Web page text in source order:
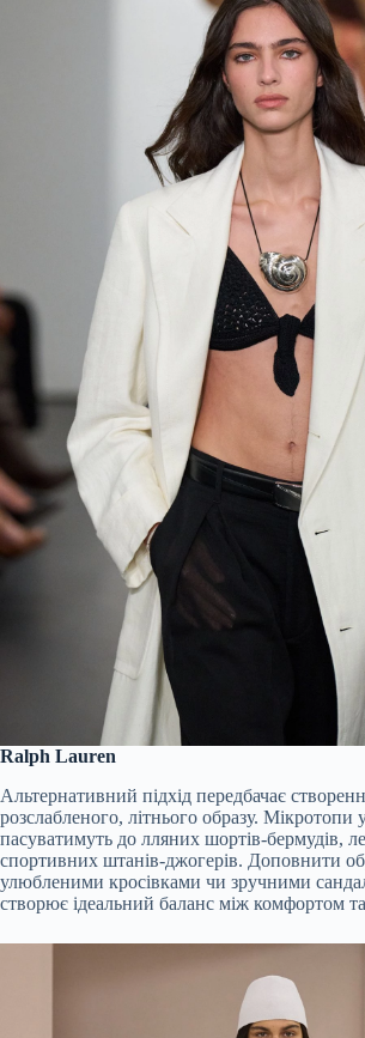
Ralph Lauren
Альтернативний підхід передбачає
розслабленого, літнього образу. Мікротопи
пасуватимуть до лляних шортів-бермудів,
спортивних штанів-джогерів. Доповнити
улюбленими кросівками чи зручними
створює ідеальний баланс між комфортом